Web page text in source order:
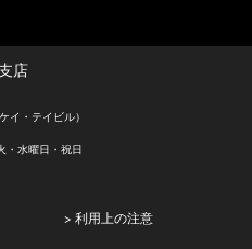
店
・テイビル）
水曜日・祝日
> 利用上の注意